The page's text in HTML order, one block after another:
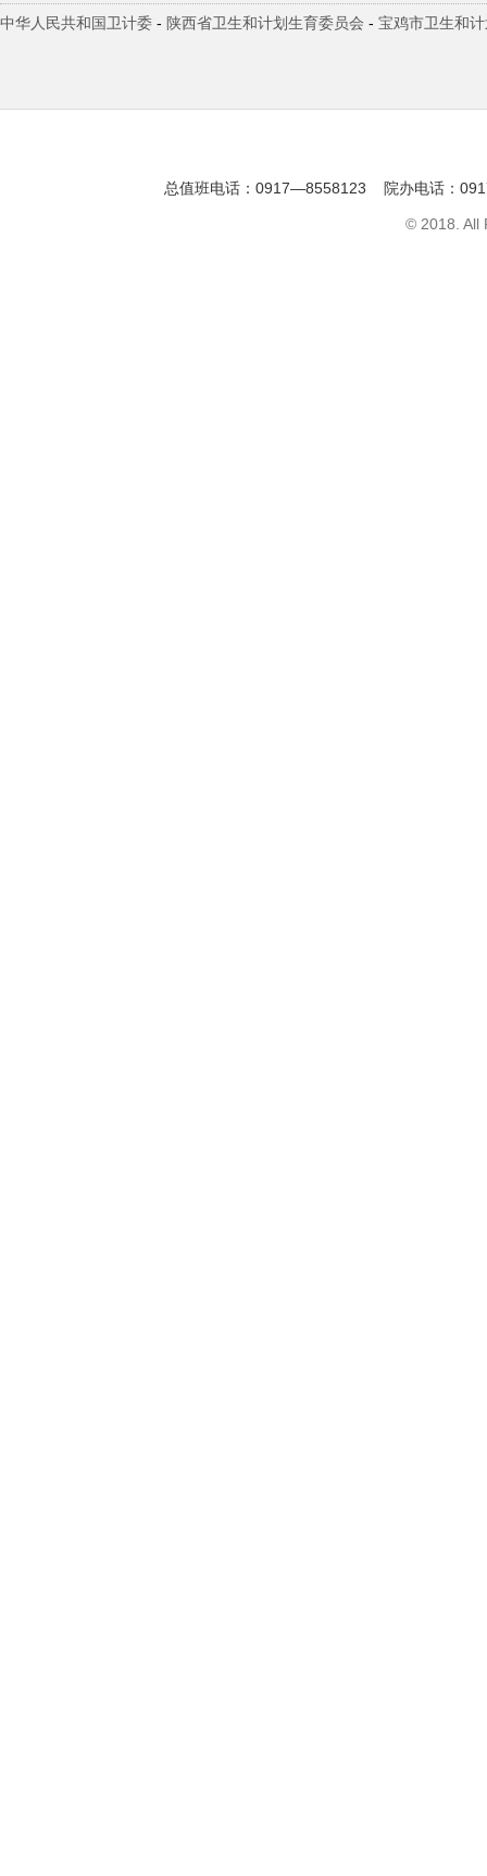
中华人民共和国卫计委 - 陕西省卫生和计划生育委员会 - 宝鸡市卫生和
总值班电话：0917—8558123 院办电话：
© 2018. All